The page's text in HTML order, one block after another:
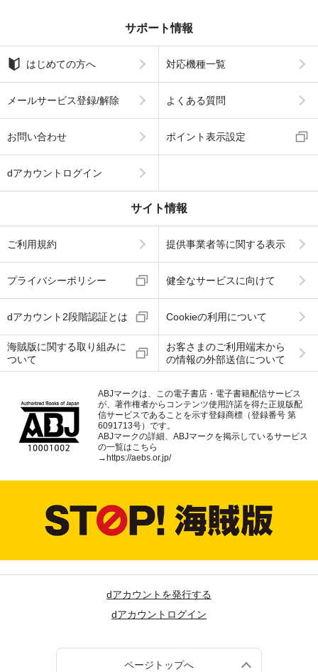
サポート情報
はじめての方へ 対応機種一覧
メールサービス登録/解除 よくある質問
お問い合わせ ポイント表示設定
dアカウントログイン
サイト情報
ご利用規約 提供事業者等に関する表示
プライバシーポリシー 健全なサービスに向けて
dアカウント2段階認証とは Cookieの利用について
海賊版に関する取り組みに
ついて
お客さまのご利用端末から
の情報の外部送信について
ABJマークは、この電子書店・電子書籍配信サービス
が、著作権者からコンテンツ使用許諾を得た正規版配
信サービスであることを示す登録商標（登録番号 第
6091713号）です。
ABJマークの詳細、ABJマークを掲示しているサービス
の一覧はこちら
→ https://aebs.or.jp/
dアカウントを発行する
dアカウントログイン
ページトップへ